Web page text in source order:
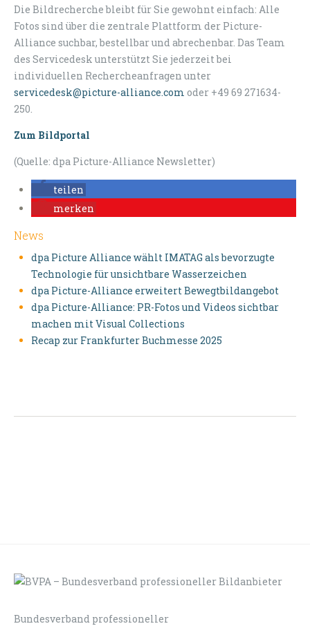
Die Bildrecherche bleibt für Sie gewohnt einfach: Alle
Fotos sind über die zentrale Plattform der Picture-
Alliance suchbar, bestellbar und abrechenbar. Das Team
des Servicedesk unterstützt Sie jederzeit bei
individuellen Rechercheanfragen unter
servicedesk@picture-alliance.com oder +49 69 271634-
250.
Zum Bildportal
(Quelle: dpa Picture-Alliance Newsletter)
teilen
merken
News
dpa Picture Alliance wählt IMATAG als bevorzugte
Technologie für unsichtbare Wasserzeichen
dpa Picture-Alliance erweitert Bewegtbildangebot
dpa Picture-Alliance: PR-Fotos und Videos sichtbar
machen mit Visual Collections
Recap zur Frankfurter Buchmesse 2025
Bundesverband professioneller